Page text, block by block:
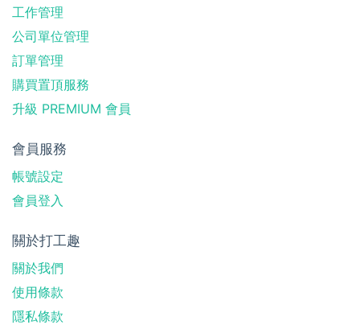
工作管理
公司單位管理
訂單管理
購買置頂服務
升級 PREMIUM 會員
會員服務
帳號設定
會員登入
關於打工趣
關於我們
使用條款
隱私條款